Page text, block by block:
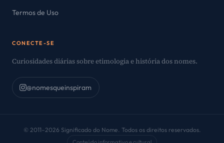
Termos de Uso
CONECTE-SE
Curiosidades diárias sobre etimologia e história dos nomes.
@nomesqueinspiram
© 2011–2026 Significado do Nome. Todos os direitos reservados.